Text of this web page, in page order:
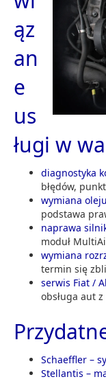
ąz
an
e
us
ługi w
diagnostyka
błędów,
wymiana
podstawa
naprawa
moduł
wymiana
termin się
serwis Fiat /
obsługa aut
Schaeffler –
Stellantis –